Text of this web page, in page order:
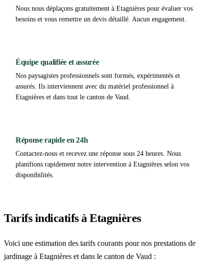
Nous nous déplaçons gratuitement à Etagnières pour évaluer vos
besoins et vous remettre un devis détaillé. Aucun engagement.
Équipe qualifiée et assurée
Nos paysagistes professionnels sont formés, expérimentés et
assurés. Ils interviennent avec du matériel professionnel à
Etagnières et dans tout le canton de Vaud.
Réponse rapide en 24h
Contactez-nous et recevez une réponse sous 24 heures. Nous
planifions rapidement notre intervention à Etagnières selon vos
disponibilités.
Tarifs indicatifs à Etagnières
Voici une estimation des tarifs courants pour nos prestations de
jardinage à Etagnières et dans le canton de Vaud :